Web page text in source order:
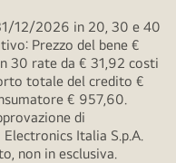
12/2026 in 20, 30 e 40
Prezzo del bene €
30 rate da € 31,92 costi
totale del credito €
€ 957,60.
di
Electronics Italia S.p.A.
non in esclusiva.